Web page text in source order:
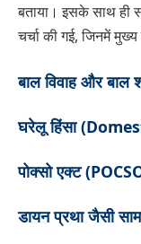
बताया। इसके साथ ही
चर्चा की गई, जिनमें
बाल विवाह और
घरेलू हिंसा
पोक्सो एक्ट
डायन प्रथा जैसी